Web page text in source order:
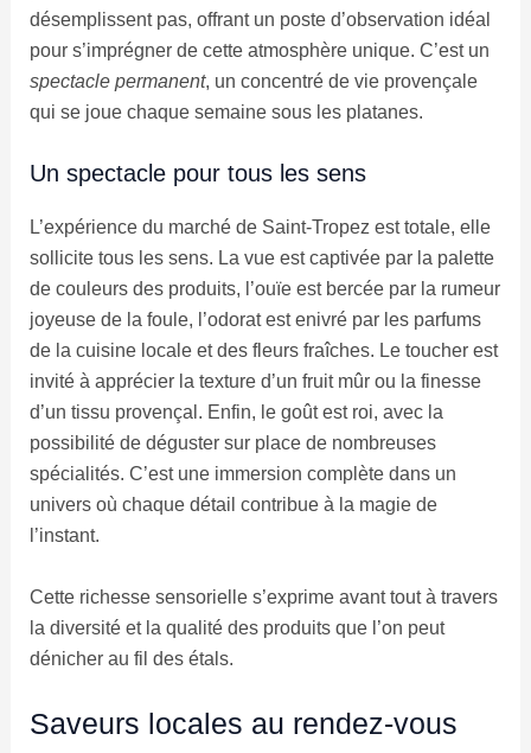
désemplissent pas, offrant un poste d’observation idéal
pour s’imprégner de cette atmosphère unique. C’est un
spectacle permanent, un concentré de vie provençale
qui se joue chaque semaine sous les platanes.
Un spectacle pour tous les sens
L’expérience du marché de Saint-Tropez est totale, elle
sollicite tous les sens. La vue est captivée par la palette
de couleurs des produits, l’ouïe est bercée par la rumeur
joyeuse de la foule, l’odorat est enivré par les parfums
de la cuisine locale et des fleurs fraîches. Le toucher est
invité à apprécier la texture d’un fruit mûr ou la finesse
d’un tissu provençal. Enfin, le goût est roi, avec la
possibilité de déguster sur place de nombreuses
spécialités. C’est une immersion complète dans un
univers où chaque détail contribue à la magie de
l’instant.
Cette richesse sensorielle s’exprime avant tout à travers
la diversité et la qualité des produits que l’on peut
dénicher au fil des étals.
Saveurs locales au rendez-vous